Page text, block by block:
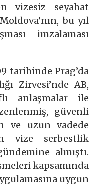
vizesiz seyahat
bu yıl
imzalaması
tarihinde Prag’da
Zirvesi’nde AB,
anlaşmalar ile
güvenli
ve uzun vadede
vize serbestlik
almıştı.
kapsamında
uygun